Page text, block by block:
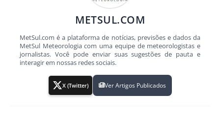
METSUL.COM
MetSul.com é a plataforma de notícias, previsões e dados da
MetSul Meteorologia com uma equipe de meteorologistas e
jornalistas. Você pode enviar suas sugestões de pauta e
interagir em nossas redes sociais.
X (Twitter) Ver Artigos Publicados